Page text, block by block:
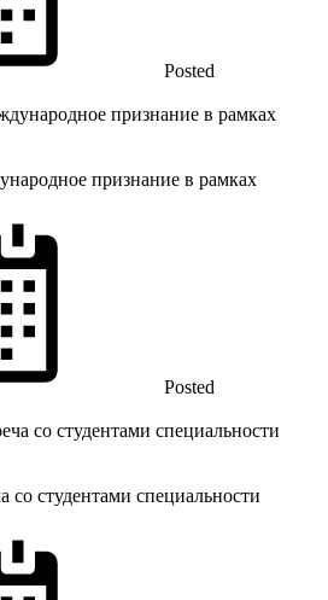
Posted
признание в рамках
Posted
со студентами специальности